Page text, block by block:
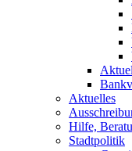
Aktuelles
Hilfe,
Stadtpolitik